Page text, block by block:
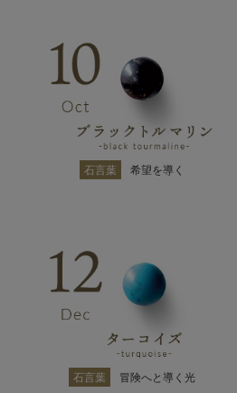
石言葉 希望を導く
石言葉 冒険へと導く光